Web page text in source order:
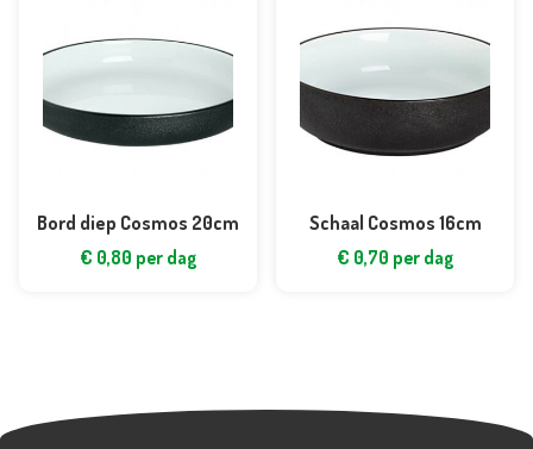
Bord diep Cosmos 20cm
€ 0,80 per dag
Schaal Cosmos 16cm
€ 0,70 per dag